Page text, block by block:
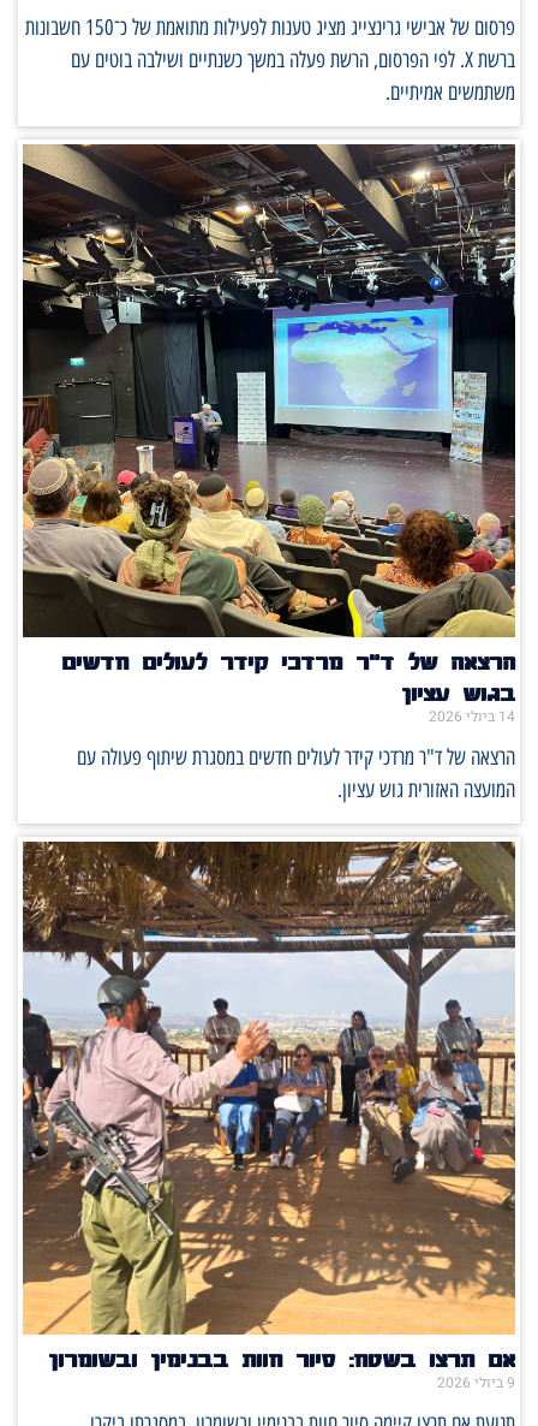
פרסום של אבישי גרינצייג מציג טענות לפעילות מתואמת של כ־150 חשבונות
ברשת X. לפי הפרסום, הרשת פעלה במשך כשנתיים ושילבה בוטים עם
משתמשים אמיתיים.
הרצאה של ד"ר מרדכי קידר לעולים חדשים
בגוש עציון
14 ביולי 2026
הרצאה של ד"ר מרדכי קידר לעולים חדשים במסגרת שיתוף פעולה עם
המועצה האזורית גוש עציון.
אם תרצו בשטח: סיור חוות בבנימין ובשומרון
9 ביולי 2026